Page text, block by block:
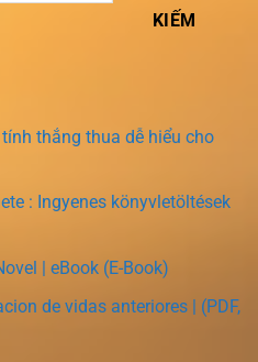
KIẾM
thắng thua dễ hiểu cho
: Ingyenes könyvletöltések
| eBook (E-Book)
de vidas anteriores | (PDF,